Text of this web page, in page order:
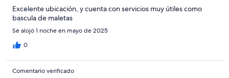
Excelente ubicación, y cuenta con servicios muy útiles como
bascula de maletas
Se alojó 1 noche en mayo de 2025
0
Comentario verificado